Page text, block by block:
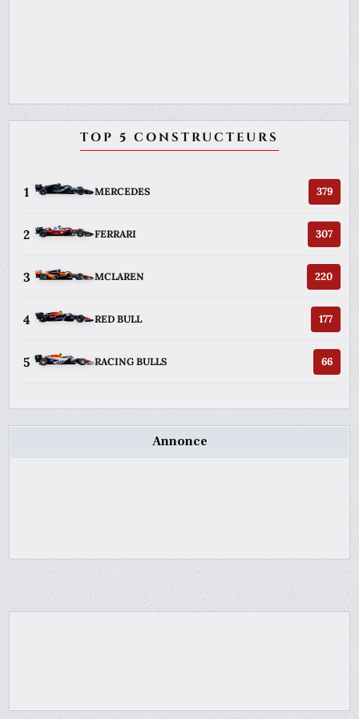
TOP 5 CONSTRUCTEURS
1 MERCEDES 379
2 FERRARI 307
3 MCLAREN 220
4 RED BULL 177
5 RACING BULLS 66
Annonce